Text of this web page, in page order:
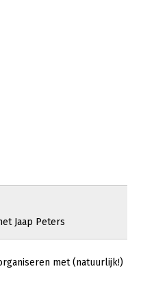
Jaap Peters
met (natuurlijk!)